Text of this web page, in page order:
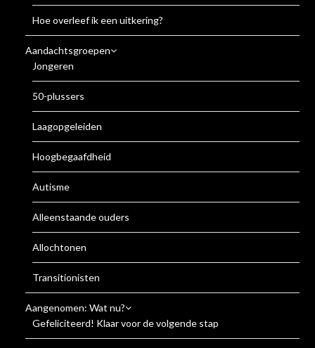
Hoe overleef ik een uitkering?
Aandachtsgroepen
Jongeren
50-plussers
Laagopgeleiden
Hoogbegaafdheid
Autisme
Alleenstaande ouders
Allochtonen
Transitionisten
Aangenomen: Wat nu?
Gefeliciteerd! Klaar voor de volgende stap